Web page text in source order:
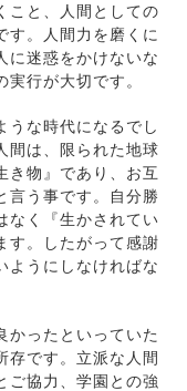
こと、人間としての
す。人間力を磨くに
に迷惑をかけないな
行が大切です。
うな時代になるでし
間は、限られた地球
き物』であり、お互
言う事です。自分勝
なく『生かされてい
す。したがって感謝
ようにしなければな
かったといっていた
存です。立派な人間
ご協力、学園との強